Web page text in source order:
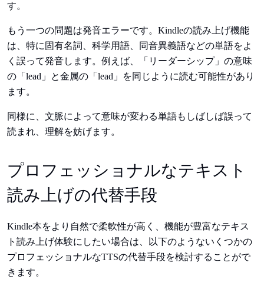
す。
もう一つの問題は発音エラーです。Kindleの読み上げ機能
は、特に固有名詞、科学用語、同音異義語などの単語をよ
く誤って発音します。例えば、「リーダーシップ」の意味
の「lead」と金属の「lead」を同じように読む可能性があり
ます。
同様に、文脈によって意味が変わる単語もしばしば誤って
読まれ、理解を妨げます。
プロフェッショナルなテキスト
読み上げの代替手段
Kindle本をより自然で柔軟性が高く、機能が豊富なテキス
ト読み上げ体験にしたい場合は、以下のようないくつかの
プロフェッショナルなTTSの代替手段を検討することがで
きます。